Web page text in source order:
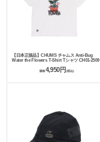
【日本正規品】CHUMS チャムス Anti-Bug
Water the Flowers T-Shirt Tシャツ CH01-2509
価格 4,950円(税込)